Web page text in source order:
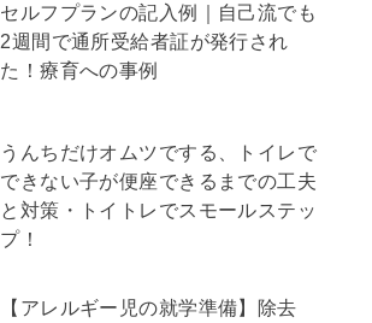
セルフプランの記入例｜自己流でも
2週間で通所受給者証が発行され
た！療育への事例
うんちだけオムツでする、トイレで
できない子が便座できるまでの工夫
と対策・トイトレでスモールステッ
プ！
【アレルギー児の就学準備】除去